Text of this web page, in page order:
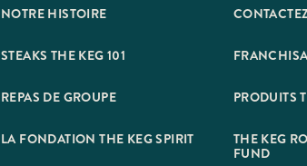
NOTRE HISTOIRE
STEAKS THE KEG 101
REPAS DE GROUPE PRODUITS
LA FONDATION THE KEG SPIRIT
THE KEG
FUND